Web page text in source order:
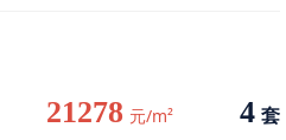
21278 元/m² 4 套